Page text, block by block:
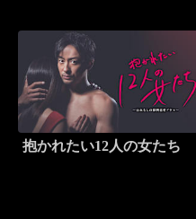
抱かれたい12人の女たち